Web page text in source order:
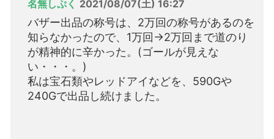
名無しぷく 2021/08/07(土) 16:27
バザー出品の称号は、2万回の称号があるのを
知らなかったので、1万回→2万回まで道のり
が精神的に辛かった。(ゴールが見えな
い・・・。)
私は宝石類やレッドアイなどを、590Gや
240Gで出品し続けました。